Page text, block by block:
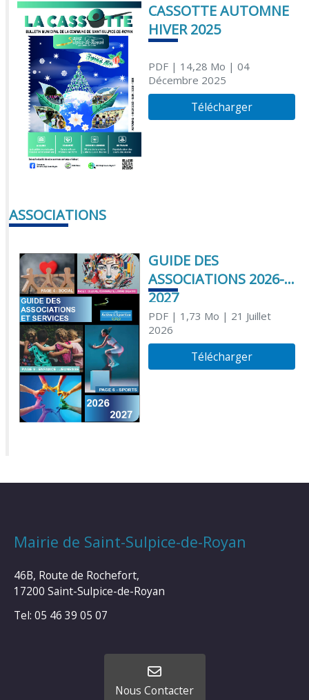
CASSOTTE AUTOMNE
HIVER 2025
PDF| 14,28 Mo | 04
Décembre 2025
Télécharger
ASSOCIATIONS
GUIDE DES
ASSOCIATIONS 2026-
2027
PDF| 1,73 Mo | 21 Juillet
2026
Télécharger
Mairie de Saint-Sulpice-de-Royan
46B, Route de Rochefort,
17200 Saint-Sulpice-de-Royan
Tel: 05 46 39 05 07
Nous Contacter